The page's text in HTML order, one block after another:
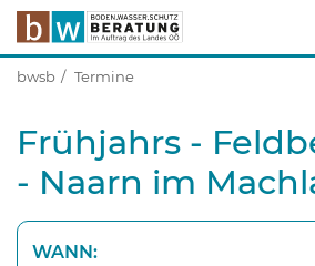
bwsb Termine
Frühjahrs -
- Naarn im
WANN: